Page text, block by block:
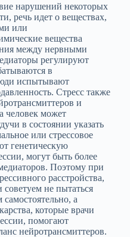
нарушений некоторых
речь идет о веществах,
или
вещества
между нервными
регулируют
в
испытывают
Стресс также
и
человек может
в состоянии указать
или стрессовое
генетическую
могут быть более
Поэтому при
расстройства,
не пытаться
а
которые врачи
помогают
нейротрансмиттеров.